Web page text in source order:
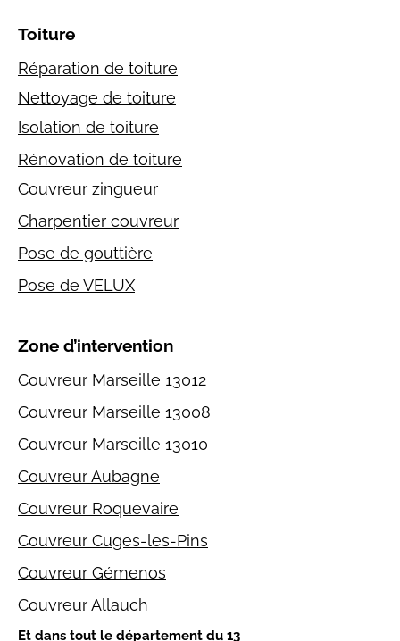
Toiture
Réparation de toiture
Nettoyage de toiture
Isolation de toiture
Rénovation de toiture
Couvreur zingueur
Charpentier couvreur
Pose de gouttière
Pose de VELUX
Zone d’intervention
Couvreur Marseille 13012
Couvreur Marseille 13008
Couvreur Marseille 13010
Couvreur Aubagne
Couvreur Roquevaire
Couvreur Cuges-les-Pins
Couvreur Gémenos
Couvreur Allauch
Et dans tout le département du 13